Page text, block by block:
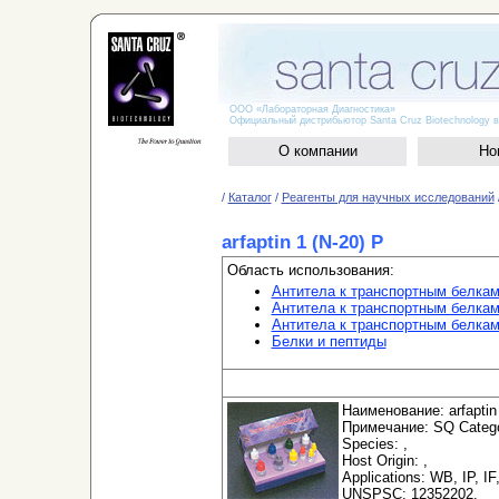
ООО «Лабораторная Диагностика»
Официальный дистрибьютор Santa Cruz Biotechnology
О компании
/ Каталог/ Реагенты для научных исследований
arfaptin 1 (N-20) P
Область использования:
Антитела к транспортным белкам
Антитела к транспортным
Антитела к транспортным
Белки и пептиды
Наименование: arfaptin
Примечание: SQ
Species: ,
Host Origin: ,
Applications: WB, IP,
UNSPSC: 12352202,